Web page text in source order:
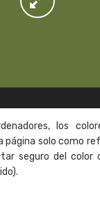
los
solo como
seguro del color